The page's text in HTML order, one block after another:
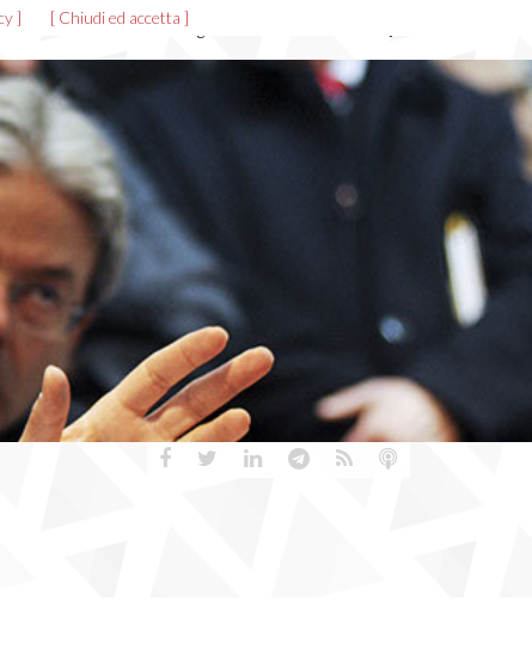
ed eventi Allegati
] [ Chiudi ed accetta ]